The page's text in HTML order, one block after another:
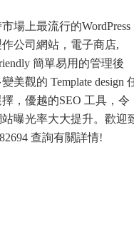
場上最流行的WordPress
公司網站，電子商店,
簡單易用的管理後
美觀的 Template design
，優越的SEO 工具，令
曝光率大大提升。歡迎
查詢有關詳情!